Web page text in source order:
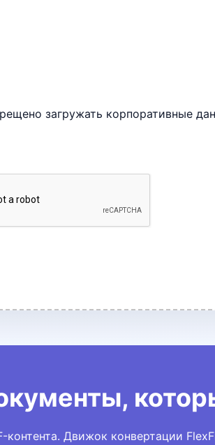
загружать корпоративные
Движок конвертации